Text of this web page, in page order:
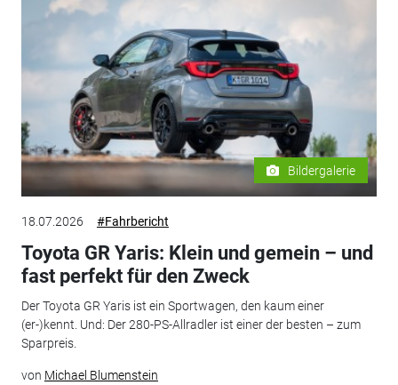
Bildergalerie
18.07.2026 #Fahrbericht
Toyota GR Yaris: Klein und gemein – und
fast perfekt für den Zweck
Der Toyota GR Yaris ist ein Sportwagen, den kaum einer
(er-)kennt. Und: Der 280-PS-Allradler ist einer der besten – zum
Sparpreis.
von Michael Blumenstein